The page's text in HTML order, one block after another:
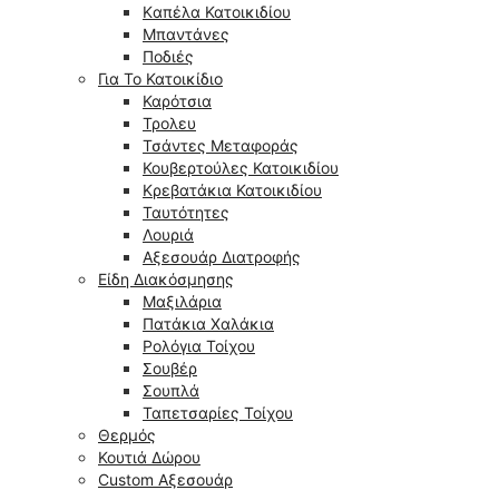
Kαπέλα Κατοικιδίου
Μπαντάνες
Ποδιές
Για Το Κατοικίδιο
Καρότσια
Τρολευ
Τσάντες Μεταφοράς
Κουβερτούλες Κατοικιδίου
Κρεβατάκια Κατοικιδίου
Ταυτότητες
Λουριά
Αξεσουάρ Διατροφής
Είδη Διακόσμησης
Μαξιλάρια
Πατάκια Χαλάκια
Ρολόγια Τοίχου
Σουβέρ
Σουπλά
Ταπετσαρίες Τοίχου
Θερμός
Κουτιά Δώρου
Custom Αξεσουάρ